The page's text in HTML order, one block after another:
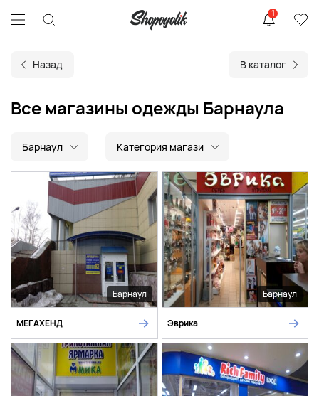
1
Назад В каталог
Все магазины одежды Барнаула
Барнаул Категория магази
Барнаул
МЕГАХЕНД
Барнаул
Эврика